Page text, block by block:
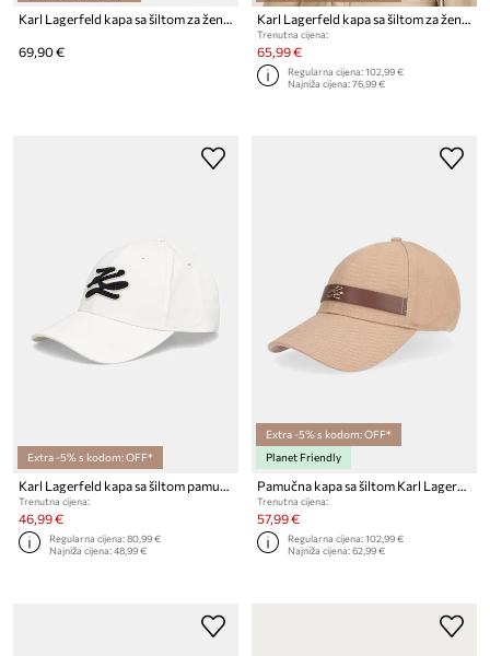
Karl Lagerfeld kapa sa šiltom za žene pamučna K/SIGNATURE
69,90 €
Karl Lagerfeld kapa sa šiltom za žene K/AUTOGRAPH
Trenutna cijena:
65,99 €
Regularna cijena:102,99 €
Najniža cijena:76,99 €
Extra -5% s kodom: OFF*
Karl Lagerfeld kapa sa šiltom pamučna za žene K/AUTOGRAPH
Trenutna cijena:
46,99 €
Regularna cijena:80,99 €
Najniža cijena:48,99 €
Extra -5% s kodom: OFF*
Planet Friendly
Pamučna kapa sa šiltom Karl Lagerfeld K/AUTOGRAPH
Trenutna cijena:
57,99 €
Regularna cijena:102,99 €
Najniža cijena:62,99 €